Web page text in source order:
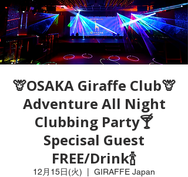
🦒OSAKA Giraffe Club🦒
Adventure All Night
Clubbing Party🍸
Specisal Guest
FREE/Drink🍾
12月15日(火) GIRAFFE Japan